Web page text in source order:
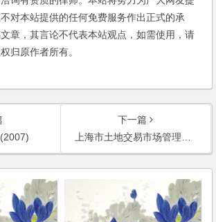
对本站提供的任何免费服务作出正式的承
章，其言论不代表本站观点，如需使用，请
归原作者所有。
下一篇
上海市土地交易市场管理办法